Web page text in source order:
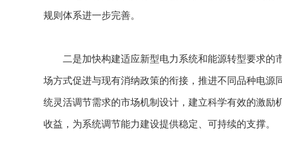
规则体系进一步完善。
二是加快构建适应新型电力系统和能源转型要求的
场方式促进与现有消纳政策的衔接，推进不同品种电
统灵活调节需求的市场机制设计，建立科学有效的激
收益，为系统调节能力建设提供稳定、可持续的支撑。